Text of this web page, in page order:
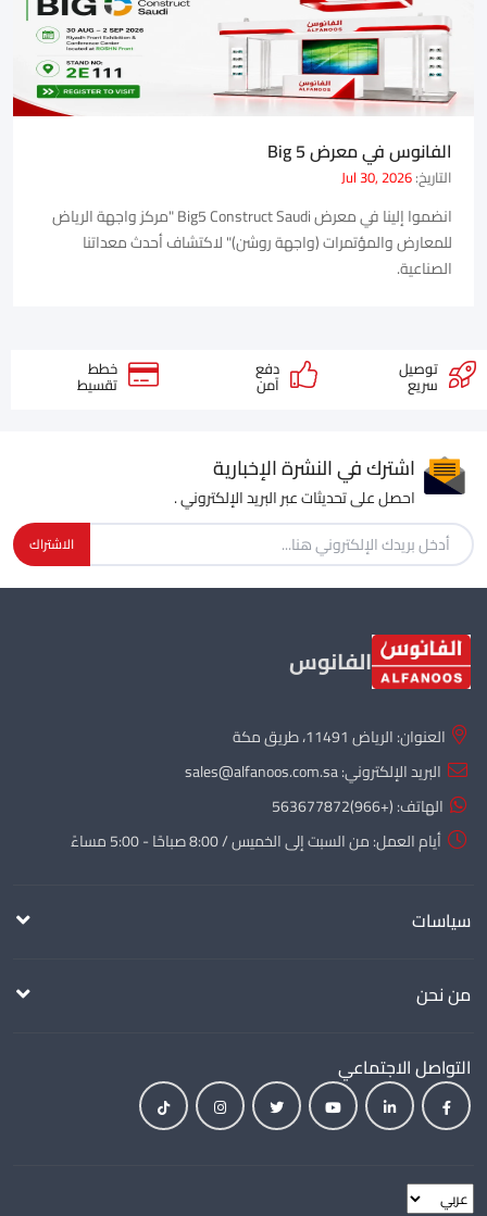
الفانوس في معرض Big 5
التاريخ:Jul 30, 2026
انضموا إلينا في معرض Big5 Construct Saudi "مركز واجهة الرياض
للمعارض والمؤتمرات (واجهة روشن)" لاكتشاف أحدث معداتنا
الصناعية.
توصيل
سريع
دفع
آمن
خطط
تقسيط
اشترك في النشرة الإخبارية
احصل على تحديثات عبر البريد الإلكتروني .
الاشتراك
الفانوس
العنوان: الرياض 11491، طريق مكة
البريد الإلكتروني:sales@alfanoos.com.sa
الهاتف:(+966)563677872
أيام العمل: من السبت إلى الخميس / 8:00 صباحًا - 5:00 مساءً
سياسات
من نحن
التواصل الاجتماعي